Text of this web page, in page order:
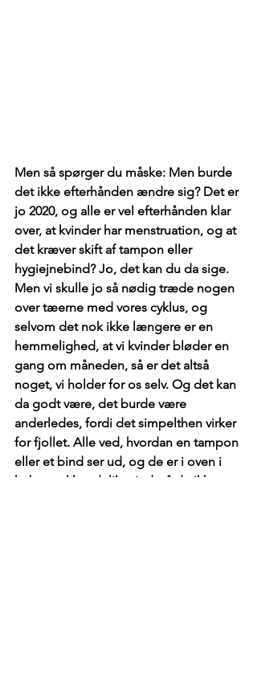
Men så spørger du måske: Men burde
det ikke efterhånden ændre sig? Det er
jo 2020, og alle er vel efterhånden klar
over, at kvinder har menstruation, og at
det kræver skift af tampon eller
hygiejnebind? Jo, det kan du da sige.
Men vi skulle jo så nødig træde nogen
over tæerne med vores cyklus, og
selvom det nok ikke længere er en
hemmelighed, at vi kvinder bløder en
gang om måneden, så er det altså
noget, vi holder for os selv. Og det kan
da godt være, det burde være
anderledes, fordi det simpelthen virker
for fjollet. Alle ved, hvordan en tampon
eller et bind ser ud, og de er i oven i
købet pakket delikat ind, så du ikke